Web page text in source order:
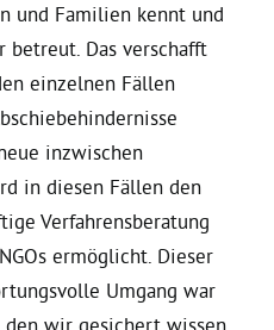
und Familien kennt und
betreut. Das verschafft
einzelnen Fällen
inzwischen
in diesen Fällen den
Verfahrensberatung
ermöglicht. Dieser
Umgang war
den wir gesichert wissen